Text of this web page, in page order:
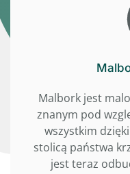
Malbork jest
znanym pod
wszystkim
stolicą państwa
jest teraz